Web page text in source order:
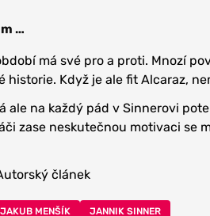
…
má své pro a proti. Mnozí
historie. Když je ale fit Alcaraz,
ale na každý pád v Sinnerovi
zase neskutečnou motivaci se
článek
JAKUB MENŠÍK JANNIK SINNER